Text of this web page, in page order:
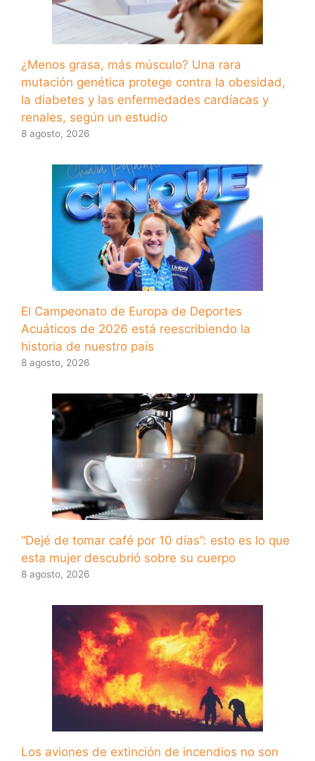
¿Menos grasa, más músculo? Una rara
mutación genética protege contra la obesidad,
la diabetes y las enfermedades cardíacas y
renales, según un estudio
8 agosto, 2026
El Campeonato de Europa de Deportes
Acuáticos de 2026 está reescribiendo la
historia de nuestro país
8 agosto, 2026
“Dejé de tomar café por 10 días”: esto es lo que
esta mujer descubrió sobre su cuerpo
8 agosto, 2026
Los aviones de extinción de incendios no son